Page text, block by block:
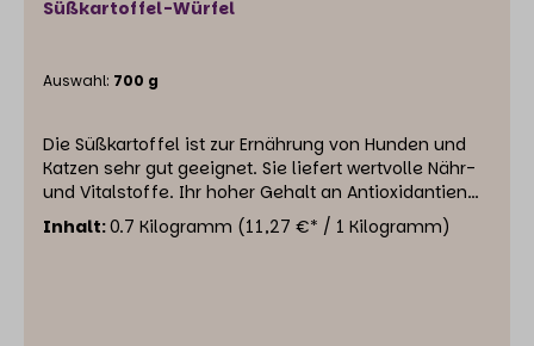
Süßkartoffel-Würfel
Auswahl: 700 g
Die Süßkartoffel ist zur Ernährung von Hunden und
Katzen sehr gut geeignet. Sie liefert wertvolle Nähr-
und Vitalstoffe. Ihr hoher Gehalt an Antioxidantien
(wirken Entzündungen entgegen) macht sie
besonders gesund. Außerdem kann sie Blutzucker
Inhalt:0.7 Kilogramm (11,27 €* / 1 Kilogramm)